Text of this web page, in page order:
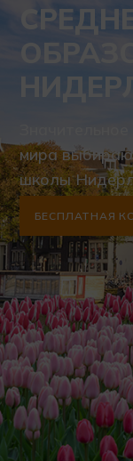
мира
школы
БЕСПЛАТНАЯ